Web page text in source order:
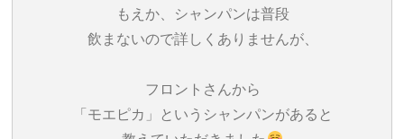
もえか、シャンパンは普段
飲まないので詳しくありませんが、
フロントさんから
「モエピカ」というシャンパンがあると